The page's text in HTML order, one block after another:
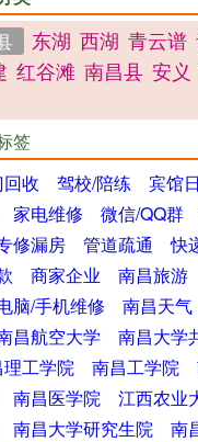
东湖 西湖 青云谱
红谷滩 南昌县 安义
签
收
驾校/陪练 宾馆
家电维修 微信/QQ群
修漏房 管道疏通 快
商家企业 南昌旅游
脑/手机维修 南昌天气
昌航空大学
南昌大学
工学院
南昌工学院
南昌医学院
江西农业
南昌大学研究生院
南